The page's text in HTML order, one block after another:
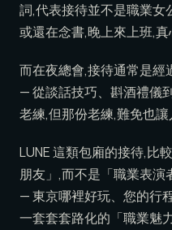
詞,代表接待並不是職業
或還在念書,晚上來上班,真
而在夜總會,接待通常是經
— 從談話技巧、斟酒禮儀
老練,但那份老練,難免也讓
LUNE 這類包廂的接待,比
朋友」,而不是「職業表
— 東京哪裡好玩、您的行
一套套套路化的「職業魅